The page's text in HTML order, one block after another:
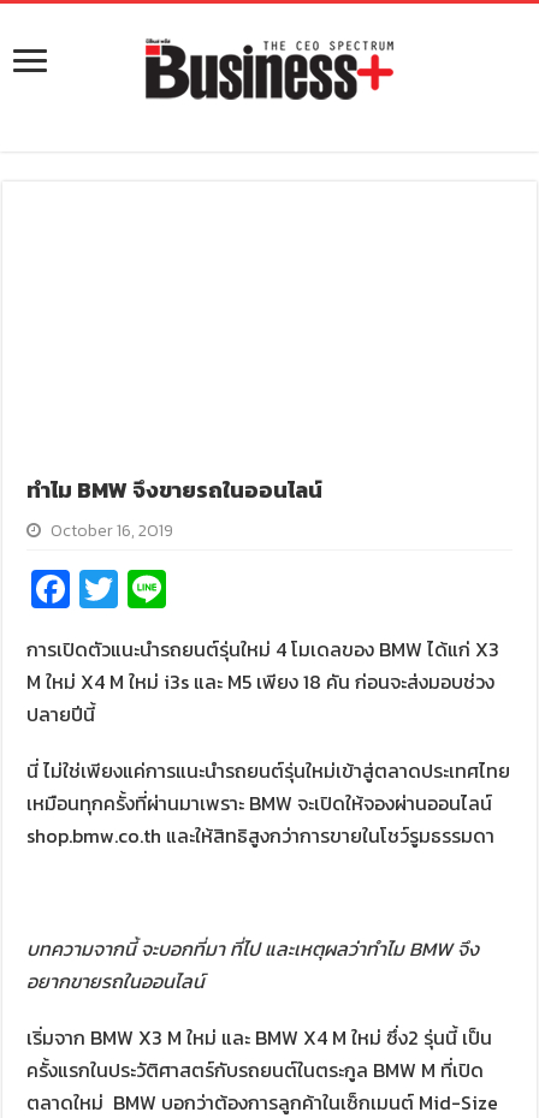
ทำไม BMW จึงขายรถในออนไลน์
October 16, 2019
Fa
ce
b
o
k
T
wi
tt
er
e
การเปิดตัวแนะนำรถยนต์รุ่นใหม่ 4 โมเดลของ BMW ได้แก่ X3
M ใหม่ X4 M ใหม่ i3s และ M5 เพียง 18 คัน ก่อนจะส่งมอบช่วง
ปลายปีนี้
นี่ ไม่ใช่เพียงแค่การแนะนำรถยนต์รุ่นใหม่เข้าสู่ตลาดประเทศไทย
เหมือนทุกครั้งที่ผ่านมาเพราะ BMW จะเปิดให้จองผ่านออนไลน์
shop.bmw.co.th และให้สิทธิสูงกว่าการขายในโชว์รูมธรรมดา
บทความจากนี้ จะบอกที่มา ที่ไป และเหตุผลว่าทำไม BMW จึง
อยากขายรถในออนไลน์
เริ่มจาก BMW X3 M ใหม่ และ BMW X4 M ใหม่ ซึ่ง2 รุ่นนี้ เป็น
ครั้งแรกในประวัติศาสตร์กับรถยนต์ในตระกูล BMW M ที่เปิด
ตลาดใหม่ BMW บอกว่าต้องการลูกค้าในเซ็กเมนต์ Mid-Size